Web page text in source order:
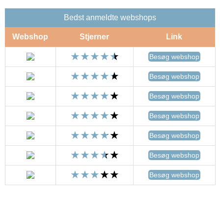
Bedst anmeldte webshops
Webshop Stjerner Link
Besøg webshop
Besøg webshop
Besøg webshop
Besøg webshop
Besøg webshop
Besøg webshop
Besøg webshop